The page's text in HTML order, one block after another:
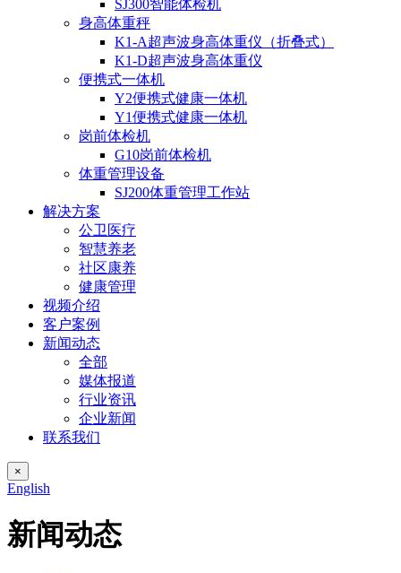
SJ300智能体检机
身高体重秤
K1-A超声波身高体重仪（折叠式）
K1-D超声波身高体重仪
便携式一体机
Y2便携式健康一体机
Y1便携式健康一体机
岗前体检机
G10岗前体检机
体重管理设备
SJ200体重管理工作站
解决方案
公卫医疗
智慧养老
社区康养
健康管理
视频介绍
客户案例
新闻动态
全部
媒体报道
行业资讯
企业新闻
联系我们
×
English
新闻动态